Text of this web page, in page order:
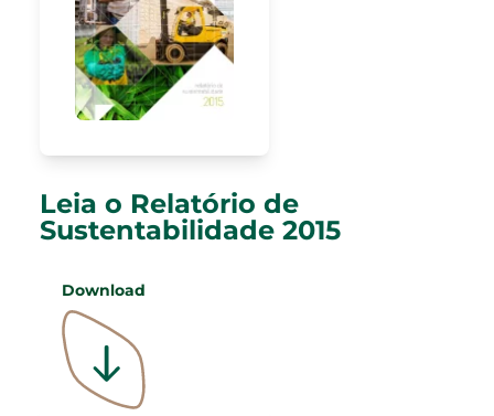
Leia o Relatório de
Sustentabilidade 2015
Download